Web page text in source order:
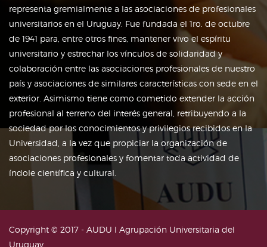
representa gremialmente a las asociaciones de profesionales
universitarios en el Uruguay. Fue fundada el 1ro. de octubre
de 1941 para, entre otros fines, mantener vivo el espíritu
universitario y estrechar los vínculos de solidaridad y
colaboración entre las asociaciones profesionales de nuestro
país y asociaciones de similares características con sede en el
exterior. Asimismo tiene como cometido extender la acción
profesional al terreno del interés general, retribuyendo a la
sociedad por los conocimientos y privilegios recibidos en la
Universidad, a la vez que propiciar la organización de
asociaciones profesionales y fomentar toda actividad de
índole científica y cultural.
Copyright © 2017 - AUDU I Agrupación Universitaria del
Uruguay